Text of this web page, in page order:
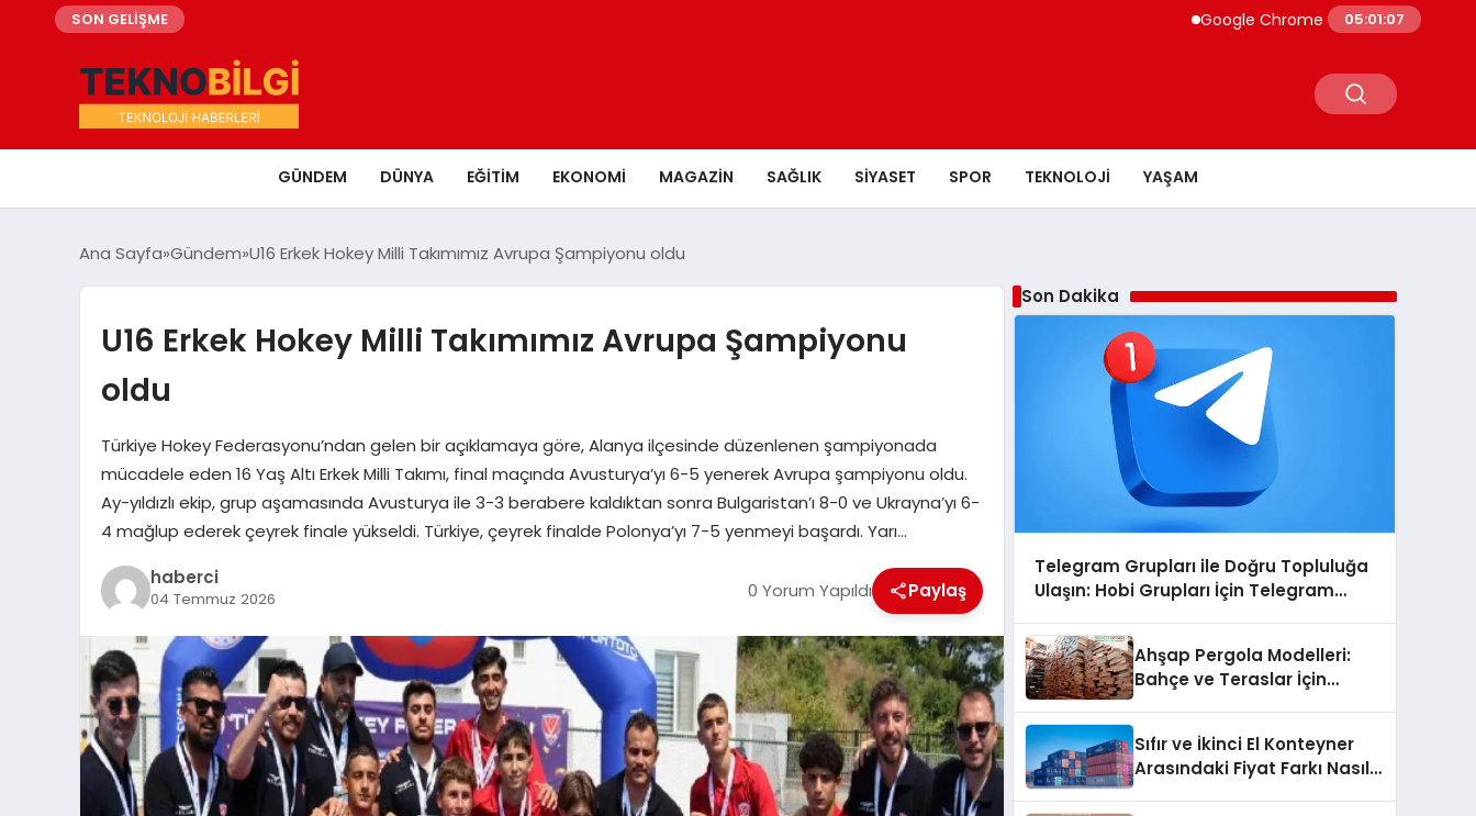
SON GELİŞME Google Chrome Yapay Zeka ile
05:01:08
GÜNDEM DÜNYA EĞITIM EKONOMI MAGAZIN SAĞLIK SIYASET SPOR TEKNOLOJI YAŞAM
Ana Sayfa Gündem U16 Erkek Hokey Milli Takımımız Avrupa Şampiyonu oldu
U16 Erkek Hokey Milli Takımımız Avrupa Şampiyonu
oldu
Türkiye Hokey Federasyonu’ndan gelen bir açıklamaya göre, Alanya ilçesinde düzenlenen şampiyonada
mücadele eden 16 Yaş Altı Erkek Milli Takımı, final maçında Avusturya’yı 6-5 yenerek Avrupa şampiyonu oldu.
Ay-yıldızlı ekip, grup aşamasında Avusturya ile 3-3 berabere kaldıktan sonra Bulgaristan’ı 8-0 ve Ukrayna’yı 6-
4 mağlup ederek çeyrek finale yükseldi. Türkiye, çeyrek finalde Polonya’yı 7-5 yenmeyi başardı. Yarı…
haberci
04 Temmuz 2026 0 Yorum Yapıldı Paylaş
Son Dakika
Telegram Grupları ile Doğru Topluluğa
Ulaşın: Hobi Grupları İçin Telegram
Ahşap Pergola Modelleri:
Bahçe ve Teraslar İçin
Sıfır ve İkinci El Konteyner
Arasındaki Fiyat Farkı Nasıl